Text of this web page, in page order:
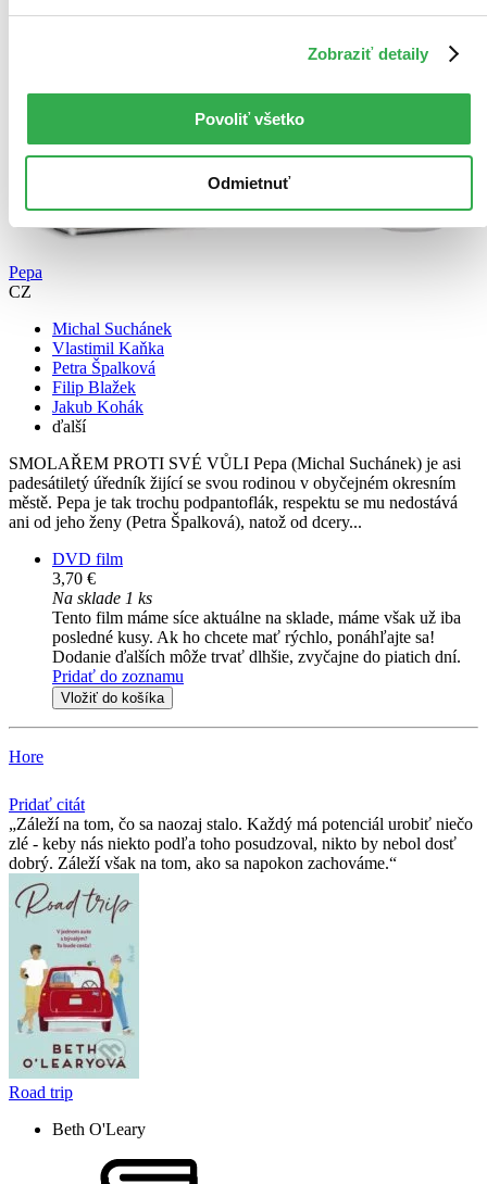
Zobraziť detaily
Povoliť všetko
Odmietnuť
Pepa
CZ
Michal Suchánek
Vlastimil Kaňka
Petra Špalková
Filip Blažek
Jakub Kohák
ďalší
SMOLAŘEM PROTI SVÉ VŮLI Pepa (Michal Suchánek) je asi
padesátiletý úředník žijící se svou rodinou v obyčejném okresním
městě. Pepa je tak trochu podpantoflák, respektu se mu nedostává
ani od jeho ženy (Petra Špalková), natož od dcery...
DVD film
3,70 €
Na sklade 1 ks
Tento film máme síce aktuálne na sklade, máme však už iba
posledné kusy. Ak ho chcete mať rýchlo, ponáhľajte sa!
Dodanie ďalších môže trvať dlhšie, zvyčajne do piatich dní.
Pridať do zoznamu
Vložiť do košíka
Hore
Pridať citát
Záleží na tom, čo sa naozaj stalo. Každý má potenciál urobiť niečo
zlé - keby nás niekto podľa toho posudzoval, nikto by nebol dosť
dobrý. Záleží však na tom, ako sa napokon zachováme.
Road trip
Beth O'Leary